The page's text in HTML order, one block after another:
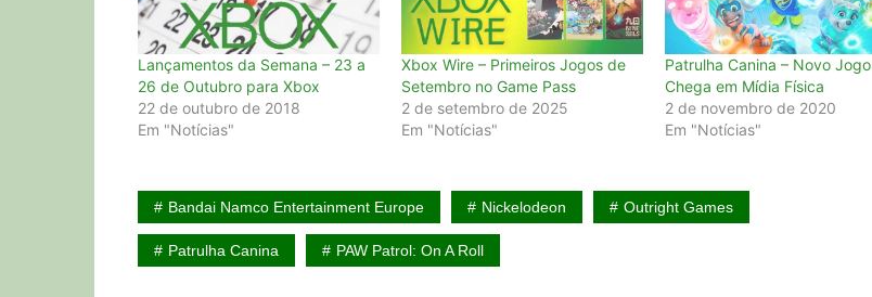
Lançamentos da Semana – 23 a
26 de Outubro para Xbox
22 de outubro de 2018
Em "Notícias"
Xbox Wire – Primeiros Jogos de
Setembro no Game Pass
2 de setembro de 2025
Em "Notícias"
Patrulha Canina – Novo Jogo
Chega em Mídia Física
2 de novembro de 2020
Em "Notícias"
Bandai Namco Entertainment Europe Nickelodeon Outright Games
Patrulha Canina PAW Patrol: On A Roll